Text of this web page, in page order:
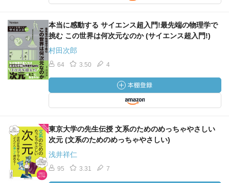
本当に感動する サイエンス超入門!最先端の物理学で
挑む この世界は何次元なのか (サイエンス超入門!)
村田次郎
64 3.50 4
東京大学の先生伝授 文系のためのめっちゃやさしい
次元 (文系のためのめっちゃやさしい)
浅井祥仁
95 3.31 7